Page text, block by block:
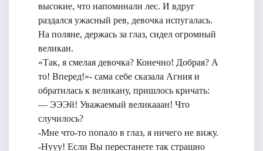
высокие, что напоминали лес. И вдруг
раздался ужасный рев, девочка испугалась.
На поляне, держась за глаз, сидел огромный
великан.
«Так, я смелая девочка? Конечно! Добрая? А
то! Вперед!»- сама себе сказала Агния и
обратилась к великану, пришлось кричать:
— ЭЭЭй! Уважаемый великааан! Что
случилось?
-Мне что-то попало в глаз, я ничего не вижу.
-Нууу! Если Вы перестанете так страшно